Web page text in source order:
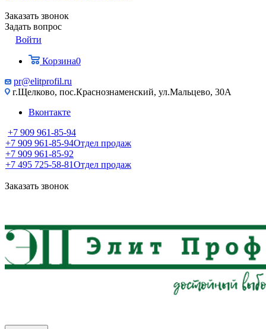
Заказать звонок
Задать вопрос
Войти
Корзина0
pr@elitprofil.ru
г.Щелково, пос.Краснознаменский, ул.Мальцево, 30А
Вконтакте
+7 909 961-85-94
+7 909 961-85-94Отдел продаж
+7 909 961-85-92
+7 495 725-58-81Отдел продаж
Заказать звонок